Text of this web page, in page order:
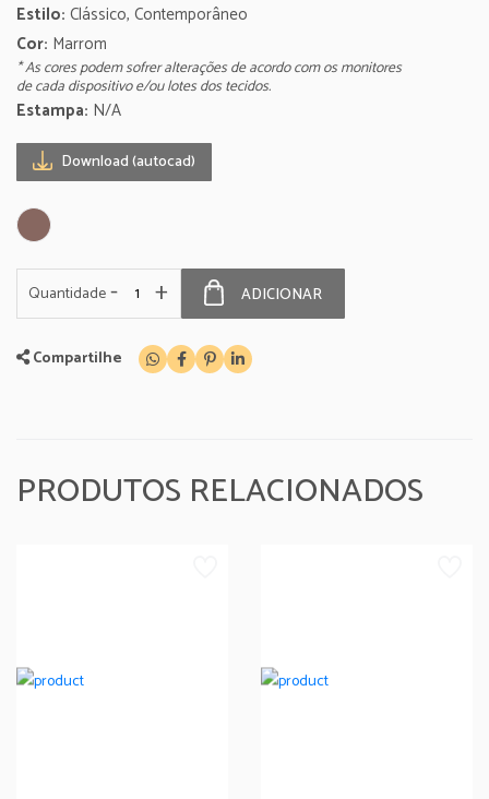
Estilo: Clássico, Contemporâneo
Cor: Marrom
* As cores podem sofrer alterações de acordo com os monitores
de cada dispositivo e/ou lotes dos tecidos.
Estampa: N/A
Download (autocad)
Quantidade- + ADICIONAR
Compartilhe
PRODUTOS RELACIONADOS